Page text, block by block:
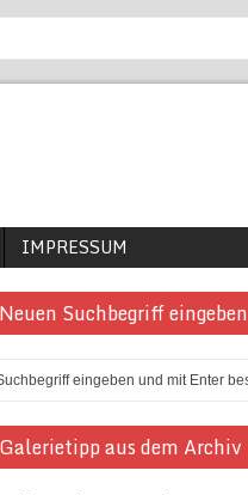
IMPRESSUM
Neuen Suchbegriff eingeben
Galerietipp aus dem Archiv